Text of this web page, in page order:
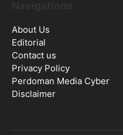
About Us
Editorial
Contact us
Privacy Policy
Perdoman Media Cyber
Disclaimer